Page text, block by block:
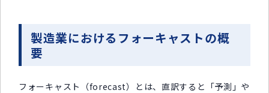
製造業におけるフォーキャストの概
要
フォーキャスト（forecast）とは、直訳すると「予測」や